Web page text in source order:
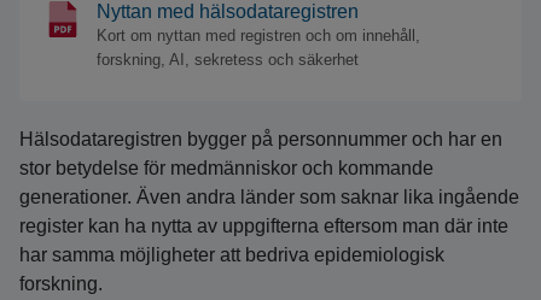
Nyttan med hälsodataregistren
Kort om nyttan med registren och om innehåll,
forskning, AI, sekretess och säkerhet
Hälsodataregistren bygger på personnummer och har en
stor betydelse för medmänniskor och kommande
generationer. Även andra länder som saknar lika ingående
register kan ha nytta av uppgifterna eftersom man där inte
har samma möjligheter att bedriva epidemiologisk
forskning.